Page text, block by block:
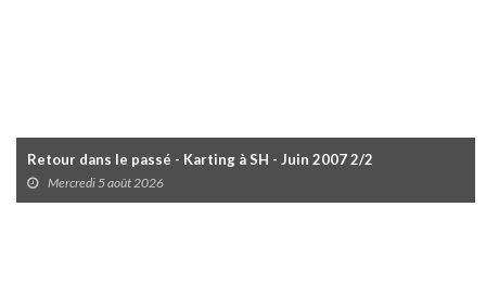
Retour dans le passé - Karting à SH - Juin 2007 2/2
Mercredi 5 août 2026